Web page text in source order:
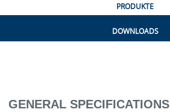
PRODUKTE
DOWNLOADS
GENERAL SPECIFICATIONS